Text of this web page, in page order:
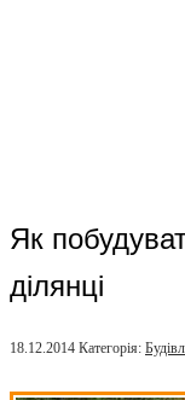
Як
ділянці
18.12.2014 Категорія: